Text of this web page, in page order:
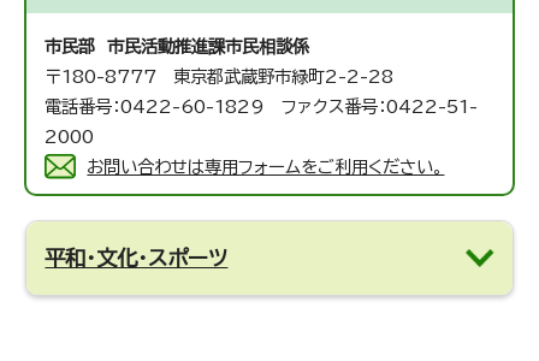
市民部 市民活動推進課市民相談係
〒180-8777 東京都武蔵野市緑町2-2-28
電話番号：0422-60-1829 ファクス番号：0422-51-
2000
お問い合わせは専用フォームをご利用ください。
平和・文化・スポーツ